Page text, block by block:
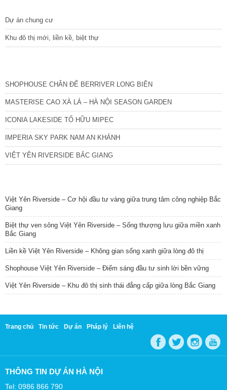
Dự án chung cư
Khu đô thị mới, liền kề, biệt thự
SHOPHOUSE CHÂN ĐẾ BERRIVER LONG BIÊN
MASTERISE CAO XÀ LÁ – HÀ NỘI SEASON GARDEN
ICONIA LAKESIDE TỐ HỮU MIPEC
IMPERIA SKY PARK NAM AN KHÁNH
VIỆT YÊN RIVERSIDE BẮC GIANG
Việt Yên Riverside – Cơ hội đầu tư vàng giữa trung tâm công nghiệp Bắc
Giang
Biệt thự ven sông Việt Yên Riverside – Sống thượng lưu giữa miền xanh
Bắc Giang
Liền kề Việt Yên Riverside – Không gian sống xanh giữa lòng đô thị
Shophouse Việt Yên Riverside – Điểm sáng đầu tư sinh lời bền vững
Việt Yên Riverside – Khu đô thị sinh thái đẳng cấp giữa lòng Bắc Giang
Trang chủ Tin tức Dự án Pháp lý Liên hệ
THÔNG TIN DỰ ÁN HÀ NỘI
Tel: 0986 866 790